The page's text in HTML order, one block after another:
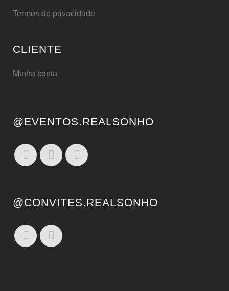
Termos de privacidade
CLIENTE
Minha conta
@EVENTOS.REALSONHO
@CONVITES.REALSONHO